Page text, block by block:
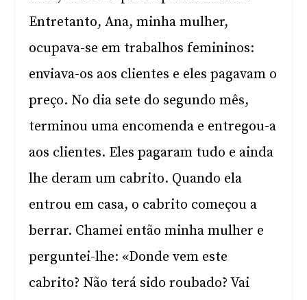
Entretanto, Ana, minha mulher,
ocupava-se em trabalhos femininos:
enviava-os aos clientes e eles pagavam o
preço. No dia sete do segundo mês,
terminou uma encomenda e entregou-a
aos clientes. Eles pagaram tudo e ainda
lhe deram um cabrito. Quando ela
entrou em casa, o cabrito começou a
berrar. Chamei então minha mulher e
perguntei-lhe: «Donde vem este
cabrito? Não terá sido roubado? Vai